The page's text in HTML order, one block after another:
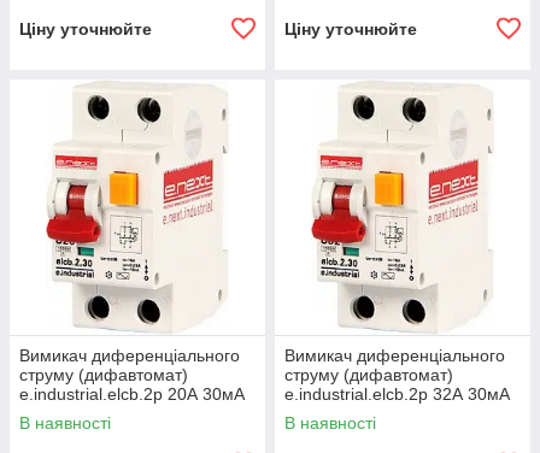
Ціну уточнюйте Ціну уточнюйте
Вимикач диференціального
струму (дифавтомат)
e.industrial.elcb.2р 20А 30мА
В наявності
Вимикач диференціального
струму (дифавтомат)
e.industrial.elcb.2р 32А 30мА
В наявності